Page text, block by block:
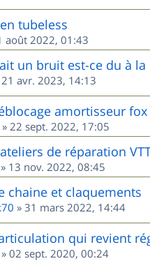
tubeless
août 2022, 01:43
un bruit est-ce du à la
21 avr. 2023, 14:13
amortisseur
» 22 sept. 2022, 17:05
de réparation
» 13 nov. 2022, 08:45
chaine et claquements
» 31 mars 2022, 14:44
qui revient
02 sept. 2020, 00:24